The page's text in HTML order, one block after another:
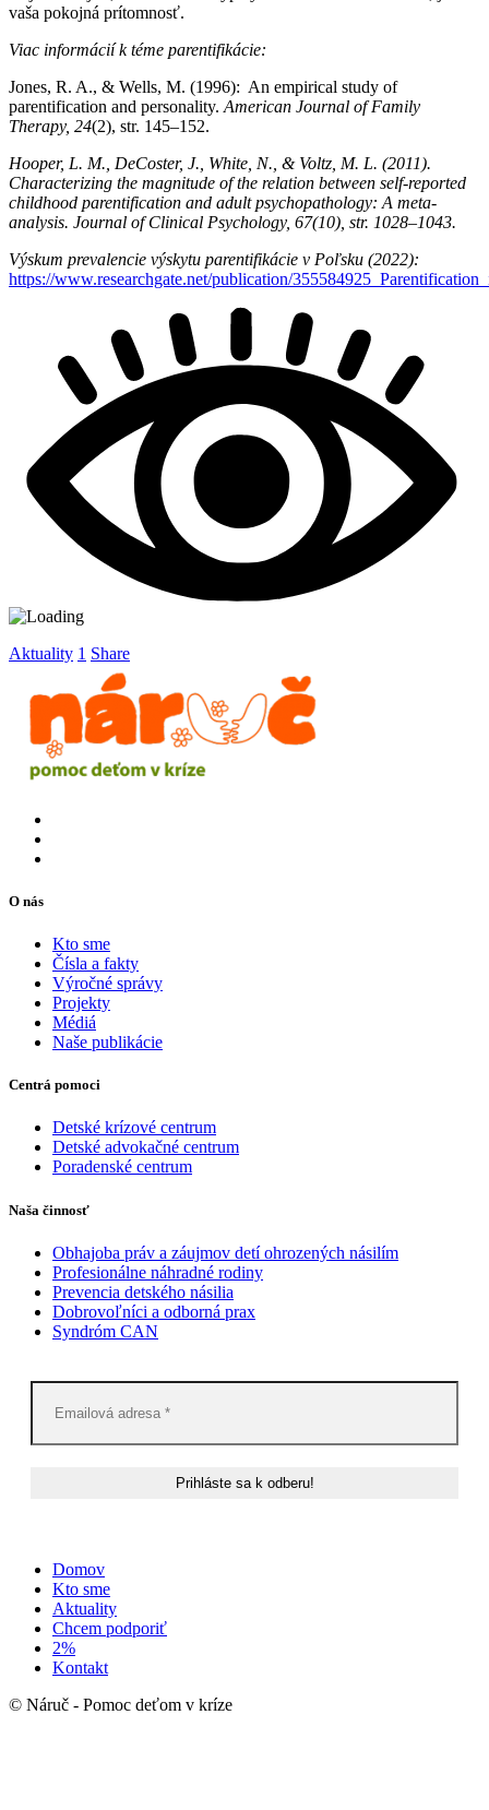
vaša pokojná prítomnosť.
Viac informácií k téme parentifikácie:
Jones, R. A., & Wells, M. (1996): An empirical study of
parentification and personality. American Journal of Family
Therapy, 24(2), str. 145–152.
Hooper, L. M., DeCoster, J., White, N., & Voltz, M. L. (2011).
Characterizing the magnitude of the relation between self‐reported
childhood parentification and adult psychopathology: A meta‐
analysis. Journal of Clinical Psychology, 67(10), str. 1028–1043.
Výskum prevalencie výskytu parentifikácie v Poľsku (2022):
https://www.researchgate.net/publication/
Aktuality 1 Share
O nás
Kto sme
Čísla a fakty
Výročné správy
Projekty
Médiá
Naše publikácie
Centrá pomoci
Detské krízové centrum
Detské advokačné centrum
Poradenské centrum
Naša činnosť
Obhajoba práv a záujmov detí ohrozených násilím
Profesionálne náhradné rodiny
Prevencia detského násilia
Dobrovoľníci a odborná prax
Syndróm CAN
Domov
Kto sme
Aktuality
Chcem podporiť
2%
Kontakt
© Náruč - Pomoc deťom v kríze